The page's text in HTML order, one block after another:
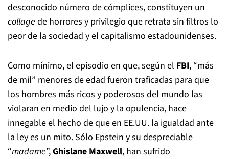
desconocido número de cómplices, constituyen un
collage de horrores y privilegio que retrata sin filtros lo
peor de la sociedad y el capitalismo estadounidenses.
Como mínimo, el episodio en que, según el FBI, “más
de mil” menores de edad fueron traficadas para que
los hombres más ricos y poderosos del mundo las
violaran en medio del lujo y la opulencia, hace
innegable el hecho de que en EE.UU. la igualdad ante
la ley es un mito. Sólo Epstein y su despreciable
“madame”,Ghislane Maxwell, han sufrido